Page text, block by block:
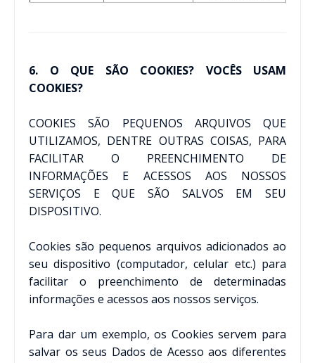
6. O QUE SÃO COOKIES? VOCÊS USAM
COOKIES?
COOKIES SÃO PEQUENOS ARQUIVOS QUE
UTILIZAMOS, DENTRE OUTRAS COISAS, PARA
FACILITAR O PREENCHIMENTO DE
INFORMAÇÕES E ACESSOS AOS NOSSOS
SERVIÇOS E QUE SÃO SALVOS EM SEU
DISPOSITIVO.
Cookies são pequenos arquivos adicionados ao
seu dispositivo (computador, celular etc.) para
facilitar o preenchimento de determinadas
informações e acessos aos nossos serviços.
Para dar um exemplo, os Cookies servem para
salvar os seus Dados de Acesso aos diferentes